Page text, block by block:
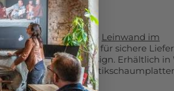
wir unsere Leinwand im
. Diese Variante sorgt für sichere
ein modernes Design. Erhältlich in
auch mit